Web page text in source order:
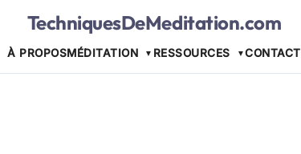
TechniquesDeMeditation.com
À PROPOSMÉDITATION RESSOURCES CONTACT